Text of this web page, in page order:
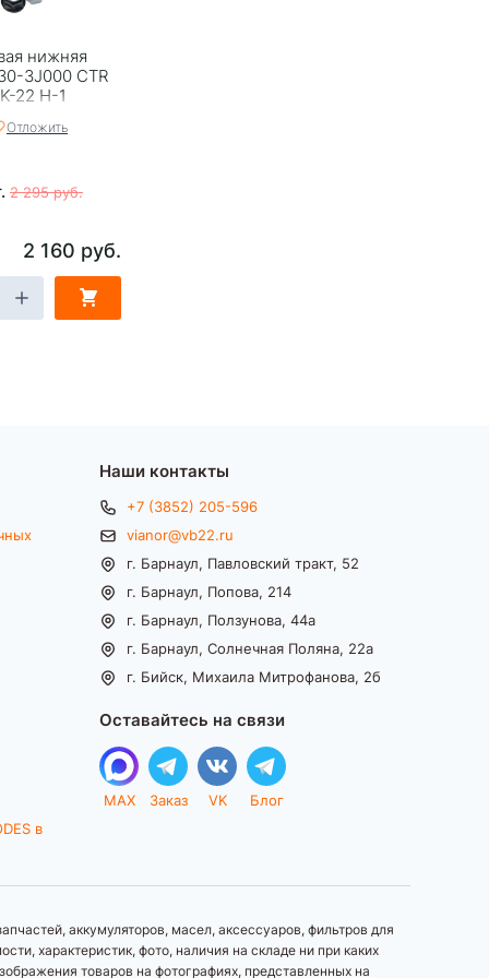
нижняя
3J000 CTR
22 H-1
Отложить
2 295 руб.
2 160 руб.
в
Наши контакты
+7 (3852) 205-596
vianor@vb22.ru
г. Барнаул, Павловский тракт, 52
г. Барнаул, Попова, 214
г. Барнаул, Ползунова, 44а
г. Барнаул, Солнечная Поляна, 22а
г. Бийск, Михаила Митрофанова, 2б
Оставайтесь на связи
MAX Заказ VK Блог
аккумуляторов, масел, аксессуаров, фильтров для
характеристик, фото, наличия на складе ни при каких
товаров на фотографиях, представленных на